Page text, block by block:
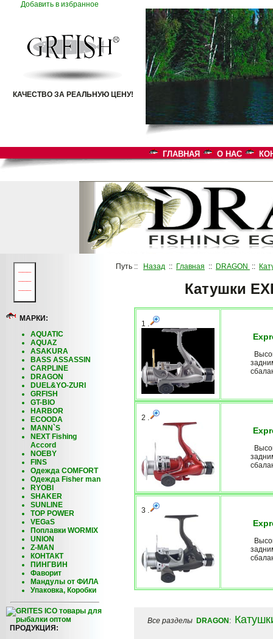
Добавить в избранное
КАЧЕСТВО ЗА РЕАЛЬНУЮ ЦЕНУ!
ГЛАВНАЯ О НАС
МАРКИ:
AQUATIC
AQUAZ
ASAKURA
BASS ASSASSIN
CARPLINE
DRAGON
DUEL&YO-ZURI
GRFISH
GT-BIO
HARBOR
ECOODA
MANN`S
NEXT Fishing
Accord
NOEBY
FINS
Одежда COMFORT
Одежда Fisher man
RYOBI
SHAKER
SUNLINE
TOP POWER
VEGaS
Поплавки WORMIX
UNION
Z-MAN
КОНТАКТ
ПИНГВИН
Фаворит
Мандулы от ФИЛА
Упаковка, Коробки
ПРОДУКЦИЯ:
Путь :: Назад :: Главная :: DRAGON ::
Катушки
1 .
2 .
3 .
Все разделы DRAGON :